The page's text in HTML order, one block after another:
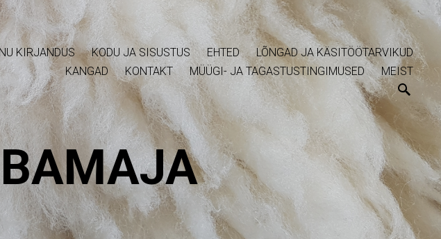
KIRJANDUS KODU JA SISUSTUS EHTED
LÕNGAD JA KÄSITÖÖTARVIKUD
KANGAD
KONTAKT MÜÜGI- JA TAGASTUSTINGIMUSED MEIST